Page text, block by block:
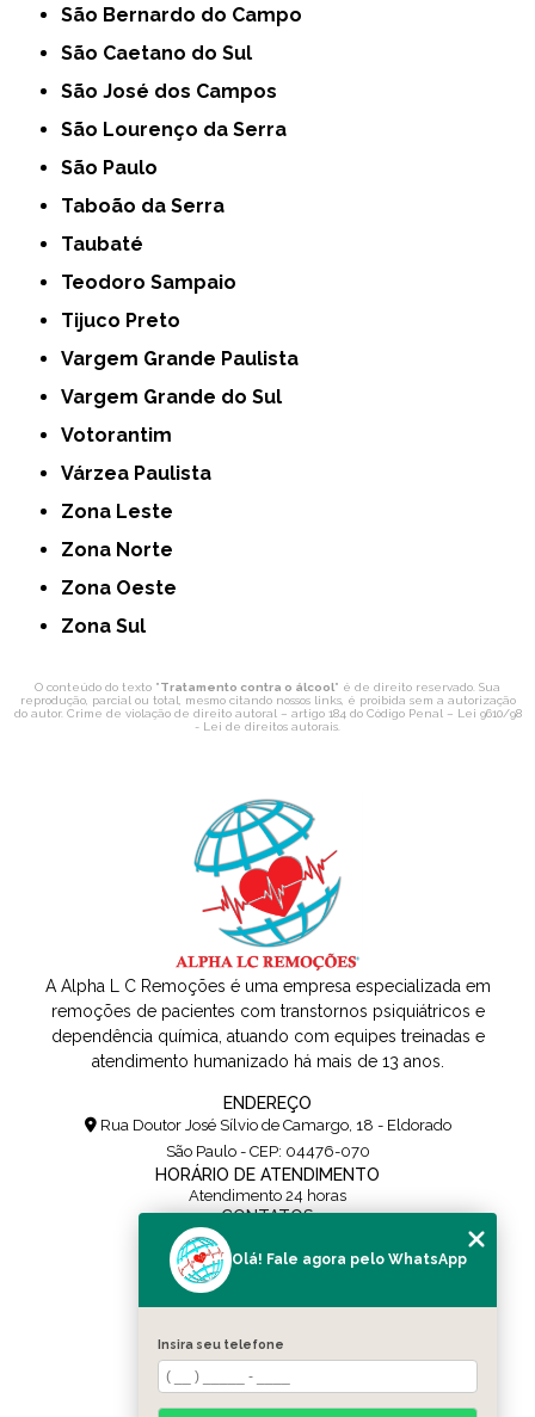
São Bernardo do Campo
São Caetano do Sul
São José dos Campos
São Lourenço da Serra
São Paulo
Taboão da Serra
Taubaté
Teodoro Sampaio
Tijuco Preto
Vargem Grande Paulista
Vargem Grande do Sul
Votorantim
Várzea Paulista
Zona Leste
Zona Norte
Zona Oeste
Zona Sul
O conteúdo do texto "Tratamento contra o álcool" é de direito reservado. Sua
reprodução, parcial ou total, mesmo citando nossos links, é proibida sem a autorização
do autor. Crime de violação de direito autoral – artigo 184 do Código Penal – Lei 9610/98
- Lei de direitos autorais.
A Alpha L C Remoções é uma empresa especializada em
remoções de pacientes com transtornos psiquiátricos e
dependência química, atuando com equipes treinadas e
atendimento humanizado há mais de 13 anos.
ENDEREÇO
Rua Doutor José Sílvio de Camargo, 18 - Eldorado
São Paulo - CEP: 04476-070
HORÁRIO DE ATENDIMENTO
Atendimento 24 horas
CONTATOS
(11) 5108-0171
(11) 95454-0436
contato@alpharemocoes.com.br
MENU
Olá! Fale agora pelo WhatsApp
Insira seu telefone